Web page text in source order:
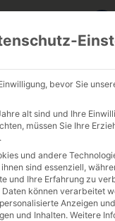
JOBS
FUHRPARK
bevor Sie
alt sind und Ihre
müssen Sie Ihre
und andere
sind essenziell,
und Ihre Erfahrung zu
können verarbeitet
Anzeigen
und Inhalten. Weitere